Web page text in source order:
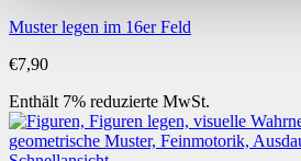
Muster legen im 16er Feld
€7,90
Enthält 7% reduzierte MwSt.